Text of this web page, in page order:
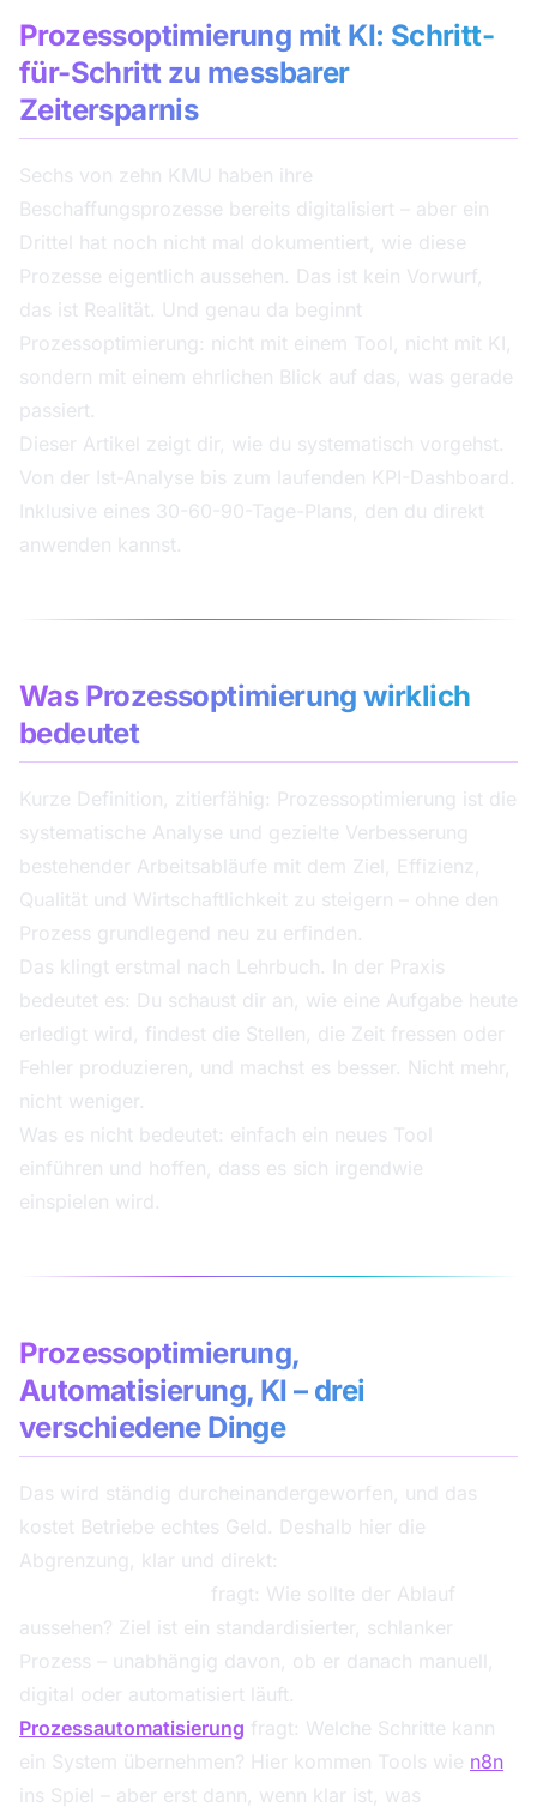
Prozessoptimierung mit KI: Schritt-
für-Schritt zu messbarer
Zeitersparnis
Sechs von zehn KMU haben ihre
Beschaffungsprozesse bereits digitalisiert – aber ein
Drittel hat noch nicht mal dokumentiert, wie diese
Prozesse eigentlich aussehen. Das ist kein Vorwurf,
das ist Realität. Und genau da beginnt
Prozessoptimierung: nicht mit einem Tool, nicht mit KI,
sondern mit einem ehrlichen Blick auf das, was gerade
passiert.
Dieser Artikel zeigt dir, wie du systematisch vorgehst.
Von der Ist-Analyse bis zum laufenden KPI-Dashboard.
Inklusive eines 30-60-90-Tage-Plans, den du direkt
anwenden kannst.
Was Prozessoptimierung wirklich
bedeutet
Kurze Definition, zitierfähig: Prozessoptimierung ist die
systematische Analyse und gezielte Verbesserung
bestehender Arbeitsabläufe mit dem Ziel, Effizienz,
Qualität und Wirtschaftlichkeit zu steigern – ohne den
Prozess grundlegend neu zu erfinden.
Das klingt erstmal nach Lehrbuch. In der Praxis
bedeutet es: Du schaust dir an, wie eine Aufgabe heute
erledigt wird, findest die Stellen, die Zeit fressen oder
Fehler produzieren, und machst es besser. Nicht mehr,
nicht weniger.
Was es nicht bedeutet: einfach ein neues Tool
einführen und hoffen, dass es sich irgendwie
einspielen wird.
Prozessoptimierung,
Automatisierung, KI – drei
verschiedene Dinge
Das wird ständig durcheinandergeworfen, und das
kostet Betriebe echtes Geld. Deshalb hier die
Abgrenzung, klar und direkt:
fragt: Wie sollte der Ablauf
aussehen? Ziel ist ein standardisierter, schlanker
Prozess – unabhängig davon, ob er danach manuell,
digital oder automatisiert läuft.
Prozessautomatisierung fragt: Welche Schritte kann
ein System übernehmen? Hier kommen Tools wie n8n
ins Spiel – aber erst dann, wenn klar ist, was